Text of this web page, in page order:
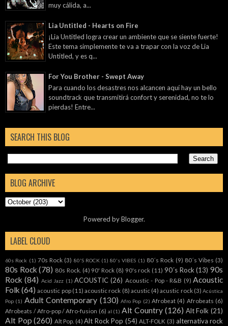
muy cálida, a...
Lia Untitled - Hearts on Fire
¡Lia Untitled logra crear un ambiente que se siente fuerte!
Este tema simplemente te va a trapar con la voz de Lia
Untitled, y es q...
For You Brother - Swept Away
Para cuando los desastres nos alcancen aquí hay un bello
soundtrack que transmitirá confort y serenidad, no te lo
pierdas! Entre...
SEARCH THIS BLOG
BLOG ARCHIVE
Powered byBlogger.
LABEL CLOUD
60s Rock (1) 70s Rock (3) 80'S ROCK (1) 80's VIBES (1) 80´s Rock (9) 80´s Vibes (3)
80s Rock (78) 80s Rock. (4) 90' Rock (8) 90's rock (11) 90´s Rock (13) 90s
Rock (84) Acid Jazz (1) ACOUSTIC (26) Acoustic - Pop - R&B (9) Acoustic
Folk (64) acoustic pop (11) acoustic rock (8) acustic (4) acustic rock (3) Acústica
Pop (1) Adult Contemporary (130) Afro Pop (2) Afrobeat (4) Afrobeats (6)
Afrobeats / Afro-pop / Afro-fusion (6) al (1) Alt Country (126) Alt Folk (21)
Alt Pop (260) Alt Pop. (4) Alt Rock Pop (54) ALT-FOLK (3) alternativa rock